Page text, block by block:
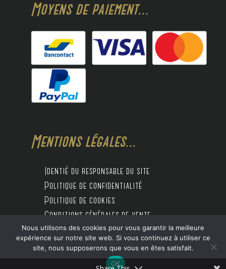
Moyens de paiement...
Mentions légales...
Identié du responsable du site
Politique de confidentialité
Politique de cookies
Conditions générales de vente
Design by Digitalife
Nous utilisons des cookies pour vous garantir la meilleure
expérience sur notre site web. Si vous continuez à utiliser ce
site, nous supposerons que vous en êtes satisfait.
OK